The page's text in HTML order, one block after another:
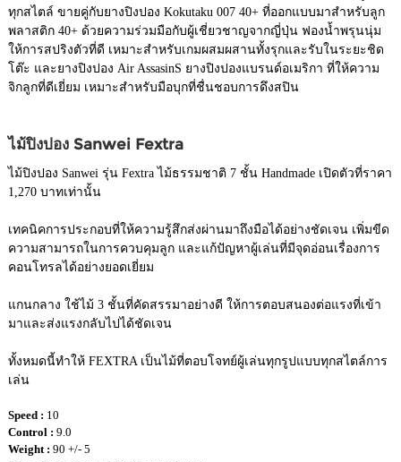
ทุกสไตล์ ขายคู่กับยางปิงปอง Kokutaku 007 40+ ที่ออกแบบมาสำหรับลูก
พลาสติก 40+ ด้วยความร่วมมือกับผู้เชี่ยวชาญจากญี่ปุ่น ฟองน้ำพรุนนุ่ม
ให้การสปริงตัวที่ดี เหมาะสำหรับเกมผสมผสานทั้งรุกและรับในระยะชิด
โต๊ะ และยางปิงปอง Air AssasinS ยางปิงปองแบรนด์อเมริกา ที่ให้ความ
จิกลูกที่ดีเยี่ยม เหมาะสำหรับมือบุกที่ชื่นชอบการดึงสปิน
ไม้ปิงปอง Sanwei Fextra
ไม้ปิงปอง Sanwei รุ่น Fextra ไม้ธรรมชาติ 7 ชั้น Handmade เปิดตัวที่ราคา
1,270 บาทเท่านั้น
เทคนิคการประกอบที่ให้ความรู้สึกส่งผ่านมาถึงมือได้อย่างชัดเจน เพิ่มขีด
ความสามารถในการควบคุมลูก และแก้ปัญหาผู้เล่นที่มีจุดอ่อนเรื่องการ
คอนโทรลได้อย่างยอดเยี่ยม
แกนกลาง ใช้ไม้ 3 ชั้นที่คัดสรรมาอย่างดี ให้การตอบสนองต่อแรงที่เข้า
มาและส่งแรงกลับไปได้ชัดเจน
ทั้งหมดนี้ทำให้ FEXTRA เป็นไม้ที่ตอบโจทย์ผู้เล่นทุกรูปแบบทุกสไตล์การ
เล่น
Speed : 10
Control : 9.0
Weight : 90 +/- 5